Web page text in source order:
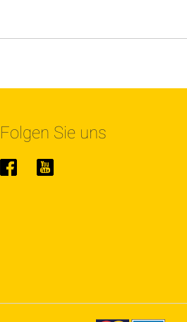
Folgen Sie uns